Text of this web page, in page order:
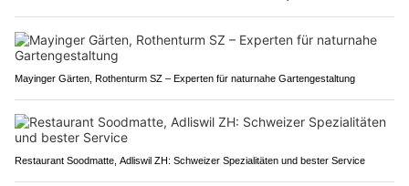
Mayinger Gärten, Rothenturm SZ – Experten für naturnahe Gartengestaltung
Restaurant Soodmatte, Adliswil ZH: Schweizer Spezialitäten und bester Service